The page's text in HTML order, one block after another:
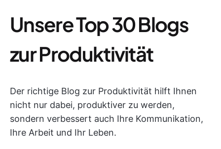
Unsere Top 30 Blogs
zur Produktivität
Der richtige Blog zur Produktivität hilft Ihnen
nicht nur dabei, produktiver zu werden,
sondern verbessert auch Ihre Kommunikation,
Ihre Arbeit und Ihr Leben.